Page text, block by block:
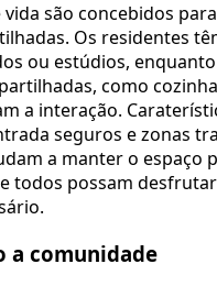
vida são concebidos
Os residentes
ou estúdios, enquanto
como
a interação.
seguros e zonas
a manter o espaço
todos possam
a comunidade